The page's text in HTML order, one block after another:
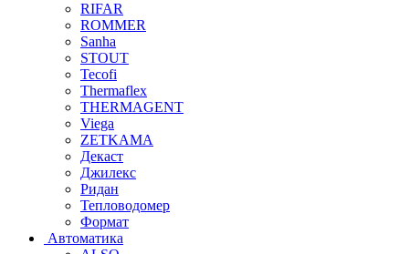
RIFAR
ROMMER
Sanha
STOUT
Tecofi
Thermaflex
THERMAGENT
Viega
ZETKAMA
Декаст
Джилекс
Ридан
Тепловодомер
Формат
Автоматика